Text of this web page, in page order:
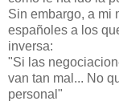
Sin embargo, a mi
españoles a los
inversa:
"Si las
van tan mal... No
personal"